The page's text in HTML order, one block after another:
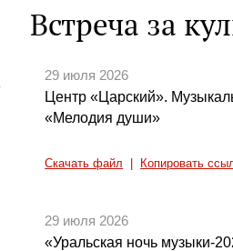
Встреча за
29 июля 2026
Центр «Царский».
«Мелодия души»
Скачать файл Копировать
29 июля 2026
«Уральская ночь музыки-